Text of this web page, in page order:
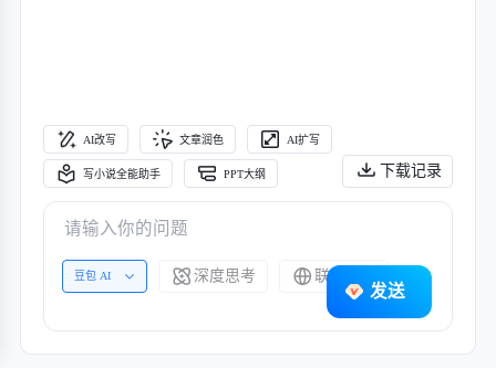
下载记录
AI改写 文章润色 AI扩写
写小说全能助手 PPT大纲
豆包 AI 深度思考 联网搜索
发送